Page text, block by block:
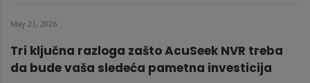
May 21, 2026
Tri ključna razloga zašto AcuSeek NVR treba
da bude vaša sledeća pametna investicija